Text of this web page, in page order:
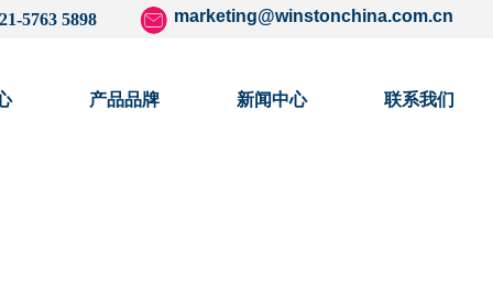
产品品牌 新闻中心 联系我们
5763 5898 marketing@winstonchina.com.cn